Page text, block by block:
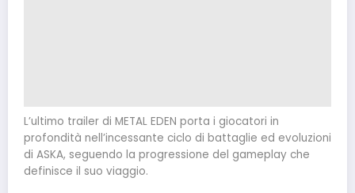
L’ultimo trailer di METAL EDEN porta i giocatori in
profondità nell’incessante ciclo di battaglie ed evoluzioni
di ASKA, seguendo la progressione del gameplay che
definisce il suo viaggio.